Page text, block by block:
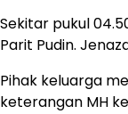
Sekitar pukul
Parit Pudin.
Pihak keluarga
keterangan MH